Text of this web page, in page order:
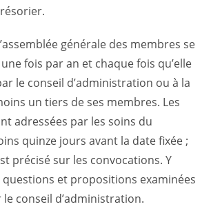
générale des membres se
fois par an et chaque fois qu’elle
le conseil d’administration ou à la
un tiers de ses membres. Les
adressées par les soins du
quinze jours avant la date fixée ;
précisé sur les convocations. Y
et propositions examinées
conseil d’administration.